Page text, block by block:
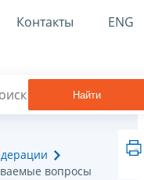
Контакты ENG
Найти
вопросы